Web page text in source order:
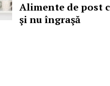
Alimente de post
şi nu îngraşă